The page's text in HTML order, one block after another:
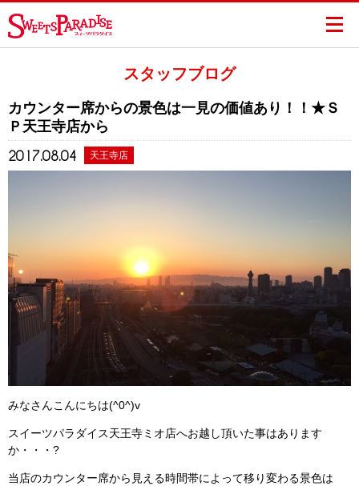
スタッフブログ
カウンター席からの景色は一見の価値あり！！★Ｓ
Ｐ天王寺店から
2017.08.04 天王寺店
みなさんこんにちは(^0^)v
スイーツパラダイス天王寺ミオ店へお越し頂いた事はあります
か・・・?
当店のカウンター席から見える時間帯によって移り変わる景色は